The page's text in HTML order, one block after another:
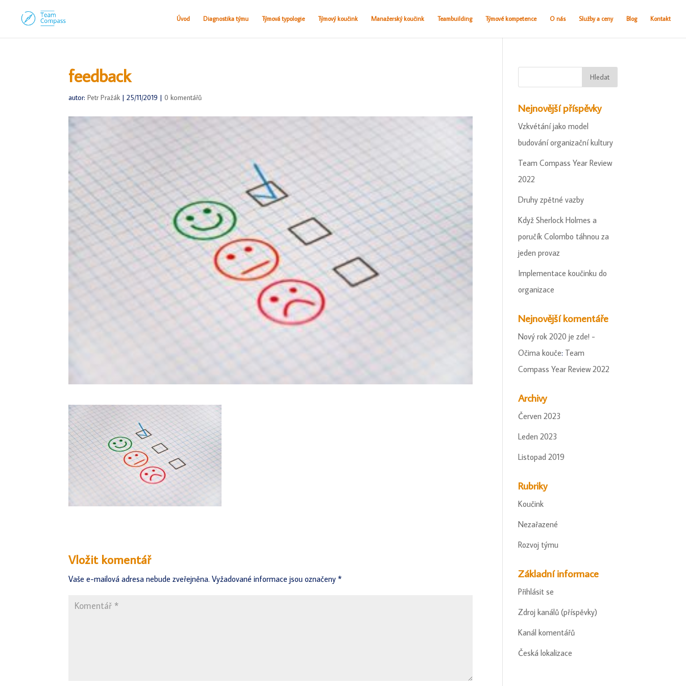
Úvod Diagnostika týmu Týmová typologie Týmový koučink Manažerský koučink Teambuilding Týmové kompetence O nás Služby a ceny Blog Kontakt
feedback
autor:Petr Pražák |25/11/2019 |0 komentářů
Vložit komentář
Vaše e-mailová adresa nebude zveřejněna. Vyžadované informace jsou označeny*
Nejnovější příspěvky
Vzkvétání jako model
budování organizační kultury
Team Compass Year Review
2022
Druhy zpětné vazby
Když Sherlock Holmes a
poručík Colombo táhnou za
jeden provaz
Implementace koučinku do
organizace
Nejnovější komentáře
Nový rok 2020 je zde! -
Očima kouče: Team
Compass Year Review 2022
Archivy
Červen 2023
Leden 2023
Listopad 2019
Rubriky
Koučink
Nezařazené
Rozvoj týmu
Základní informace
Přihlásit se
Zdroj kanálů (příspěvky)
Kanál komentářů
Česká lokalizace